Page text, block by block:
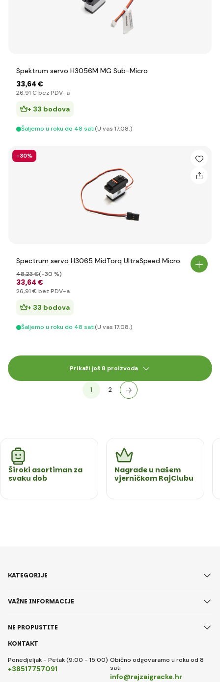
Spektrum servo H3056M MG Sub-Micro
33,64 €
26,91 € bez PDV-a
+ 33 bodova
Šaljemo u roku do 48 sati(U vas 17.08.)
-30%
Spectrum servo H3065 MidTorq UltraSpeed Micro
33,64 €
48,23 €(-30 %)
26,91 € bez PDV-a
+ 33 bodova
Šaljemo u roku do 48 sati(U vas 17.08.)
Prikaži još 8 proizvoda
1 2
Široki asortiman za
svaku dob
Nagrade u našem
vjerničkom RajClubu
KONTAKT
Ponedjeljak - Petak (9:00 - 15:00)
+38517757091
Obično odgovaramo u roku od 8
sati
info@rajzaigracke.hr
KATEGORIJE
VAŽNE INFORMACIJE
NE PROPUSTITE